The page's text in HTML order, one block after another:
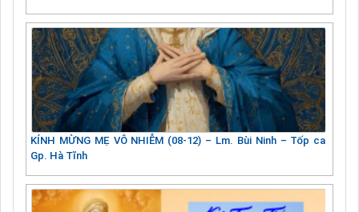
KÍNH MỪNG MẸ VÔ NHIỄM (08-12) – Lm. Bùi Ninh – Tốp ca
Gp. Hà Tĩnh